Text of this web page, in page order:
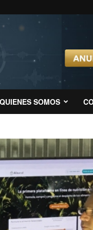
QUIENES SOMOS